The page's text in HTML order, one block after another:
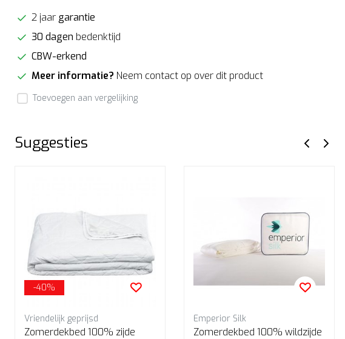
2 jaar garantie
30 dagen bedenktijd
CBW-erkend
Meer informatie? Neem contact op over dit product
Toevoegen aan vergelijking
Suggesties
-40%
Vriendelijk geprijsd
Zomerdekbed 100% zijde
Emperior Silk
Zomerdekbed 100% wildzijde